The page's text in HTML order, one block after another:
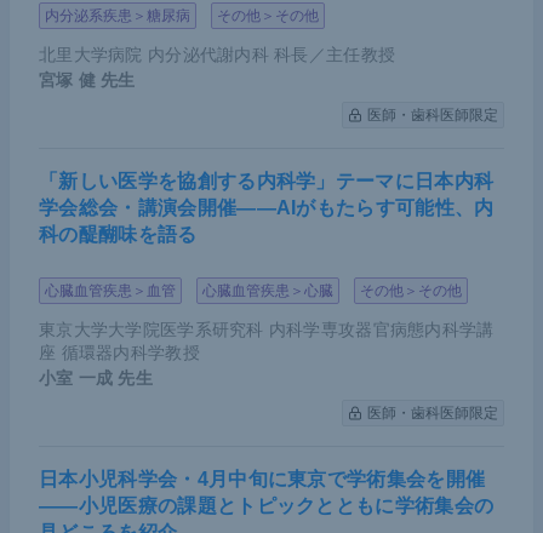
内分泌系疾患＞糖尿病 その他＞その他
北里大学病院 内分泌代謝内科 科長／主任教授
宮塚 健 先生
医師・歯科医師限定
「新しい医学を協創する内科学」テーマに日本内科
学会総会・講演会開催――AIがもたらす可能性、内
科の醍醐味を語る
心臓血管疾患＞血管 心臓血管疾患＞心臓 その他＞その他
東京大学大学院医学系研究科 内科学専攻器官病態内科学講
座 循環器内科学教授
小室 一成 先生
医師・歯科医師限定
日本小児科学会・4月中旬に東京で学術集会を開催
――小児医療の課題とトピックとともに学術集会の